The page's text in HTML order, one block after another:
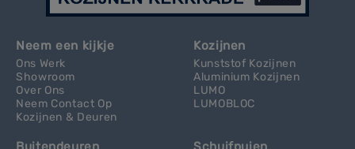
Neem een kijkje
Ons Werk
Showroom
Over Ons
Neem Contact Op
Kozijnen & Deuren
Kozijnen
Kunststof Kozijnen
Aluminium Kozijnen
LUMO
LUMOBLOC